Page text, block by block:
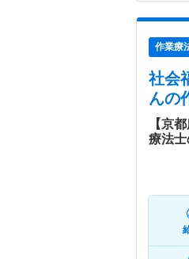
作業療
社会
んの
【京
療法士